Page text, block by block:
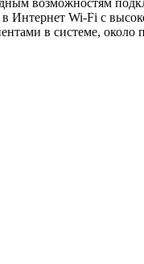
возможностям
Интернет Wi-Fi с
в системе,